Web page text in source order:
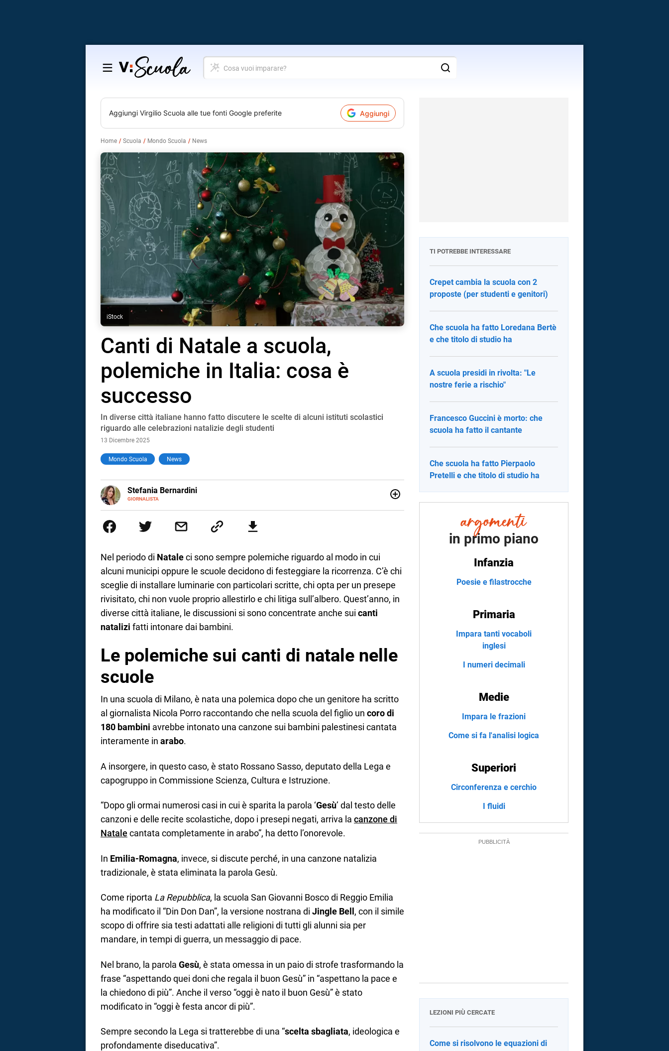
Salta
contenuto
Cosa
vuoi
Aggiungi Virgilio Scuola alle tue fonti Google preferite Aggiungi
Home Scuola Mondo Scuola News
iStock
Canti di Natale a scuola,
polemiche in Italia: cosa è
successo
In diverse città italiane hanno fatto discutere le scelte di alcuni istituti scolastici
riguardo alle celebrazioni natalizie degli studenti
13 Dicembre 2025
Mondo Scuola News
Stefania Bernardini
GIORNALISTA
E-
MAIL
esperienze nella redazione di testate giornalistiche online e Tv e lavora anche nell’ambito
social
Nel periodo di Nataleci sono sempre polemiche riguardo al modo in cui
alcuni municipi oppure le scuole decidono di festeggiare la ricorrenza. C’è chi
sceglie di installare luminarie con particolari scritte, chi opta per un presepe
rivisitato, chi non vuole proprio allestirlo e chi litiga sull’albero. Quest’anno, in
diverse città italiane, le discussioni si sono concentrate anche sui canti
natalizi fatti intonare dai bambini.
Le polemiche sui canti di natale nelle
scuole
In una scuola di Milano, è nata una polemica dopo che un genitore ha scritto
al giornalista Nicola Porro raccontando che nella scuola del figlio un coro di
180 bambini avrebbe intonato una canzone sui bambini palestinesi cantata
interamente in arabo.
A insorgere, in questo caso, è stato Rossano Sasso, deputato della Lega e
capogruppo in Commissione Scienza, Cultura e Istruzione.
“Dopo gli ormai numerosi casi in cui è sparita la parola ‘Gesù’ dal testo delle
canzoni e delle recite scolastiche, dopo i presepi negati, arriva la canzone di
Natale cantata completamente in arabo”, ha detto l’onorevole.
In Emilia-Romagna, invece, si discute perché, in una canzone natalizia
tradizionale, è stata eliminata la parola Gesù.
Come riporta La Repubblica, la scuola San Giovanni Bosco di Reggio Emilia
ha modificato il “Din Don Dan”, la versione nostrana di Jingle Bell , con il simile
scopo di offrire sia testi adattati alle religioni di tutti gli alunni sia per
mandare, in tempi di guerra, un messaggio di pace.
Nel brano, la parola Gesù, è stata omessa in un paio di strofe trasformando la
frase “aspettando quei doni che regala il buon Gesù” in “aspettano la pace e
la chiedono di più”. Anche il verso “oggi è nato il buon Gesù” è stato
modificato in “oggi è festa ancor di più”.
Sempre secondo la Lega si tratterebbe di una “scelta sbagliata, ideologica e
profondamente diseducativa”.
TI POTREBBE INTERESSARE
Crepet cambia la scuola con 2
proposte (per studenti e genitori)
Che scuola ha fatto Loredana Bertè
e che titolo di studio ha
A scuola presidi in rivolta: "Le
nostre ferie a rischio"
Francesco Guccini è morto: che
scuola ha fatto il cantante
Che scuola ha fatto Pierpaolo
Pretelli e che titolo di studio ha
in primo piano
Infanzia
Poesie e filastrocche
Primaria
Impara tanti vocaboli
inglesi
I numeri decimali
Medie
Impara le frazioni
Come si fa l'analisi logica
Superiori
Circonferenza e cerchio
I fluidi
LEZIONI PIÙ CERCATE
Come si risolvono le equazioni di